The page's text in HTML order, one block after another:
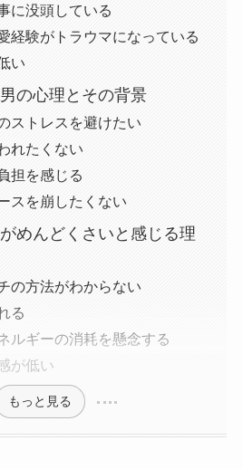
に没頭している
経験がトラウマになっている
い
の心理とその背景
ストレスを避けたい
れたくない
担を感じる
スを崩したくない
めんどくさいと感じる理
の方法がわからない
る
ルギーの消耗を懸念する
が低い
もっと見る